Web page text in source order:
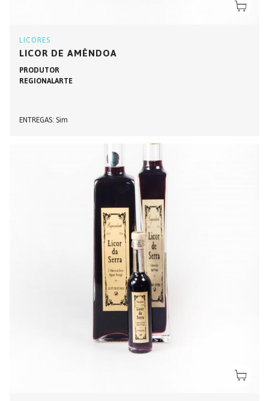
LICORES
LICOR DE AMÊNDOA
PRODUTOR
REGIONALARTE
ENTREGAS Sim